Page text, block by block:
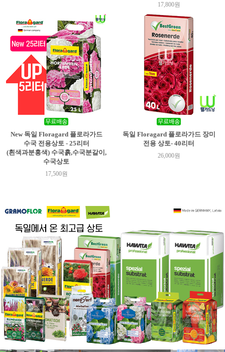
17,800원
New 독일 Floragard 플로라가드
수국 전용상토 - 25리터
(흰색과분홍색) 수국흙,수국분갈이,
수국상토
17,500원
독일 Floragard 플로라가드 장미
전용 상토- 40리터
26,000원